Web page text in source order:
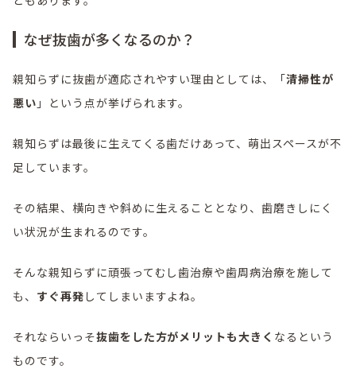
なぜ抜歯が多くなるのか？
親知らずに抜歯が適応されやすい理由としては、「清掃性が
悪い 」という点が挙げられます。
親知らずは最後に生えてくる歯だけあって、萌出スペースが不
足しています。
その結果、横向きや斜めに生えることとなり、歯磨きしにく
い状況が生まれるのです。
そんな親知らずに頑張ってむし歯治療や歯周病治療を施して
も、 すぐ再発 してしまいますよね。
それならいっそ抜歯をした方がメリットも大きく なるという
ものです。